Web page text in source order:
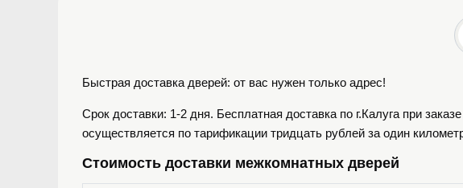
Быстрая доставка дверей: от вас нужен только адрес!
Срок доставки: 1-2 дня. Бесплатная доставка по г.Калуга при
осуществляется по тарификации тридцать рублей за один
Стоимость доставки межкомнатных дверей